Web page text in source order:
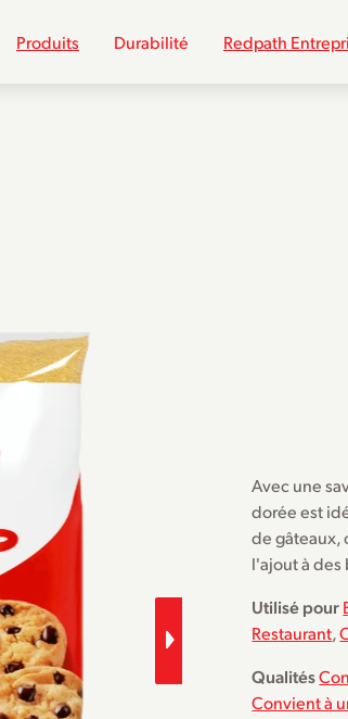
Produits Durabilité Redpath
Avec une
dorée est
de gâteaux,
l'ajout à des
Utilisé pour
Restaurant,
Qualités
Convient à